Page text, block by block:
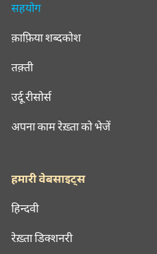
सहयोग
क़ाफ़िया शब्दकोश
तक़्ती
उर्दू रीसोर्स
अपना काम रेख़्ता को भेजें
हमारी वेबसाइट्स
हिन्दवी
रेख़्ता डिक्शनरी